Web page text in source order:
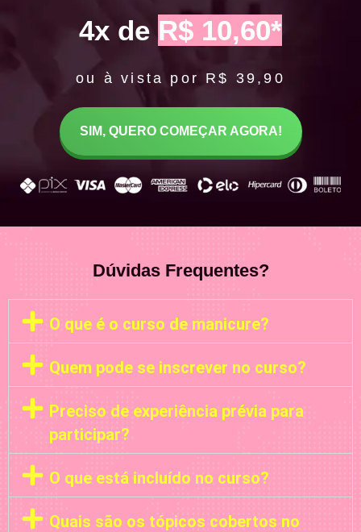
4x de R$ 10,60*
ou à vista por R$ 39,90
SIM, QUERO COMEÇAR AGORA!
Dúvidas Frequentes?
O que é o curso de manicure?
Quem pode se inscrever no curso?
Preciso de experiência prévia para
participar?
O que está incluído no curso?
Quais são os tópicos cobertos no